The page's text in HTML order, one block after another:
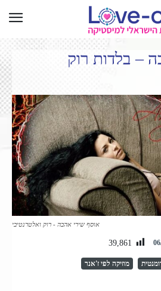
– בלדות רוק
אוסף שירי אהבה - רוק ואלטרנטיבי
מוזיקה לפי ז'אנר
39,861